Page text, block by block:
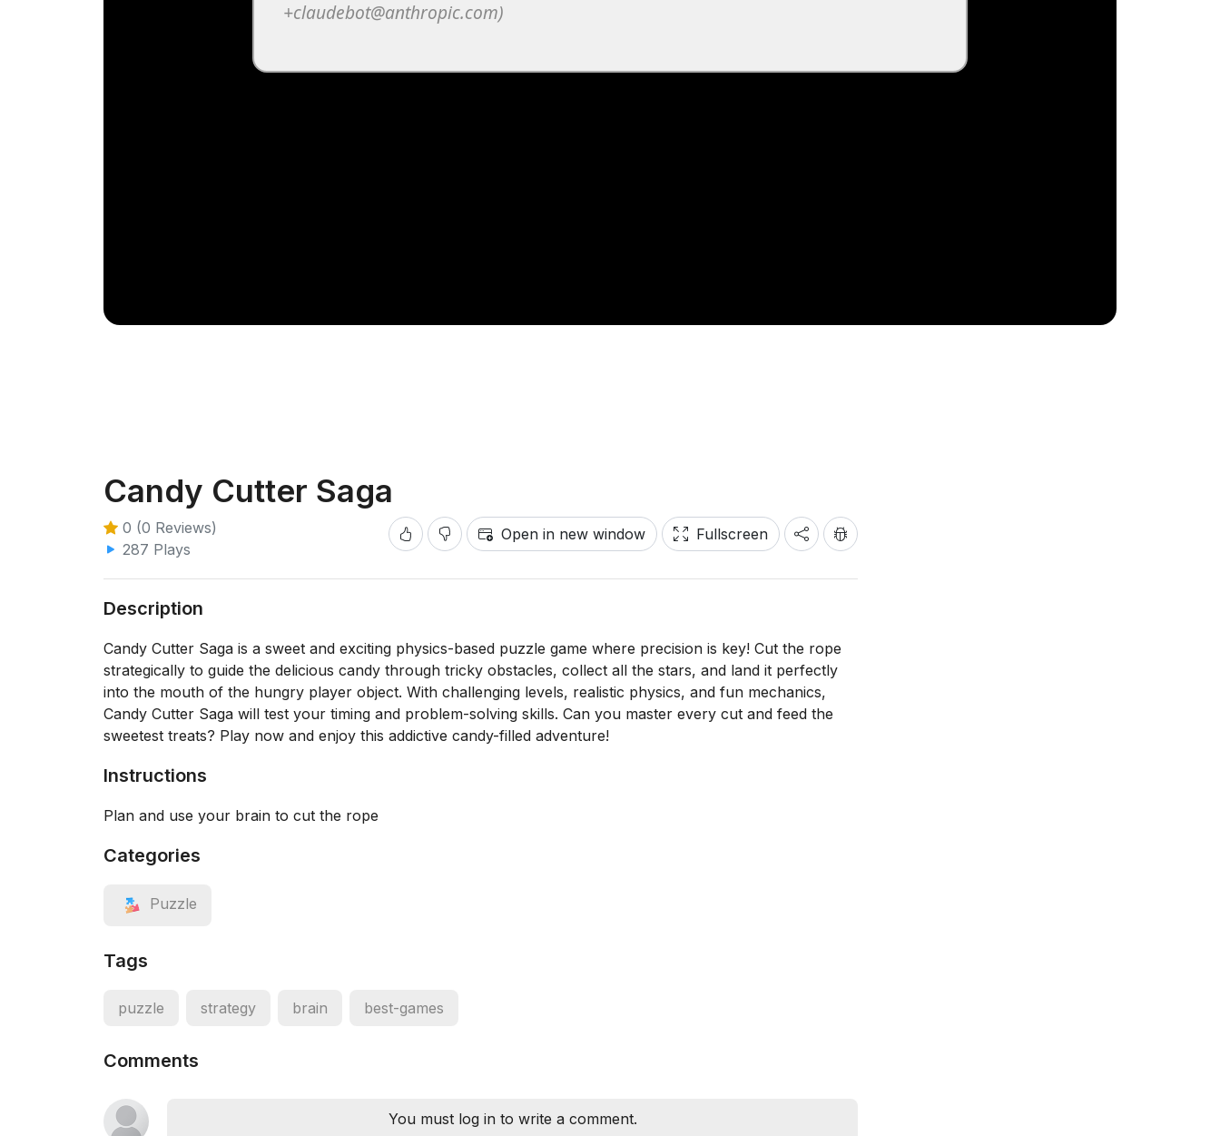
Candy Cutter Saga
0 (0 Reviews)
287 Plays
Open in new window Fullscreen
Description
Candy Cutter Saga is a sweet and exciting physics-based puzzle game where precision is key! Cut the rope
strategically to guide the delicious candy through tricky obstacles, collect all the stars, and land it perfectly
into the mouth of the hungry player object. With challenging levels, realistic physics, and fun mechanics,
Candy Cutter Saga will test your timing and problem-solving skills. Can you master every cut and feed the
sweetest treats? Play now and enjoy this addictive candy-filled adventure!
Instructions
Plan and use your brain to cut the rope
Categories
Puzzle
Tags
puzzle strategy brain best-games
Comments
You must log in to write a comment.